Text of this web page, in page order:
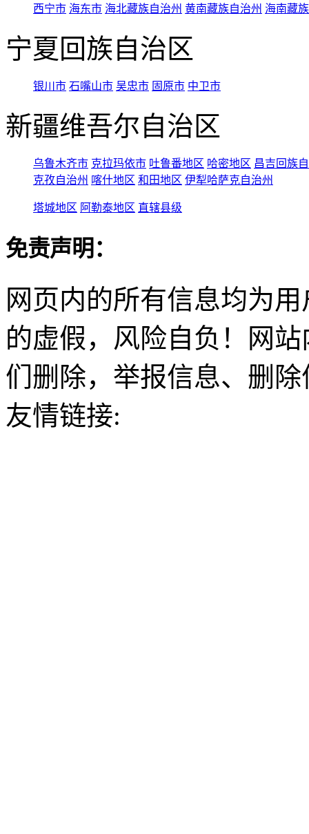
西宁市 海东市 海北藏族自治州 黄南藏族自治州 海南藏
宁夏回族自治区
银川市 石嘴山市 吴忠市 固原市 中卫市
新疆维吾尔自治区
乌鲁木齐市 克拉玛依市 吐鲁番地区 哈密地区 昌吉回族
克孜自治州 喀什地区 和田地区 伊犁哈萨克自治州
塔城地区 阿勒泰地区 直辖县级
免责声明：
网页内的所有信息均为
的虚假，风险自负！网
们删除，举报信息、删
友情链接: